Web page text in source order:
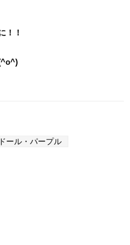
！！
ール・パープル